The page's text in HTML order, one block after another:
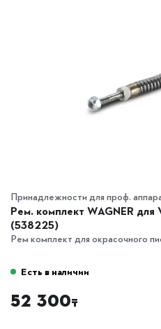
Принадлежности для проф.
Рем. комплект WAGNER
(538225)
Рем комплект для окрасочного
Есть в наличии
52 300₸